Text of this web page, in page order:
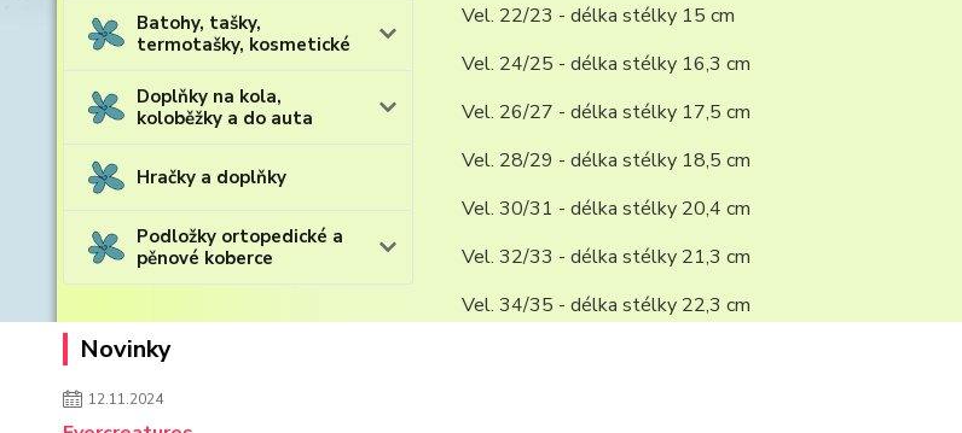
Batohy, tašky,
termotašky, kosmetické
Doplňky na kola,
koloběžky a do auta
Hračky a doplňky
Podložky ortopedické a
pěnové koberce
Novinky
12.11.2024
Vel. 22/23 - délka stélky 15 cm
Vel. 24/25 - délka stélky 16,3 cm
Vel. 26/27 - délka stélky 17,5 cm
Vel. 28/29 - délka stélky 18,5 cm
Vel. 30/31 - délka stélky 20,4 cm
Vel. 32/33 - délka stélky 21,3 cm
Vel. 34/35 - délka stélky 22,3 cm